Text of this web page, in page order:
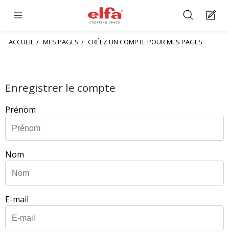
ACCUEIL MES PAGES CRÉEZ UN COMPTE POUR MES PAGES
Enregistrer le compte
Prénom
Nom
E-mail